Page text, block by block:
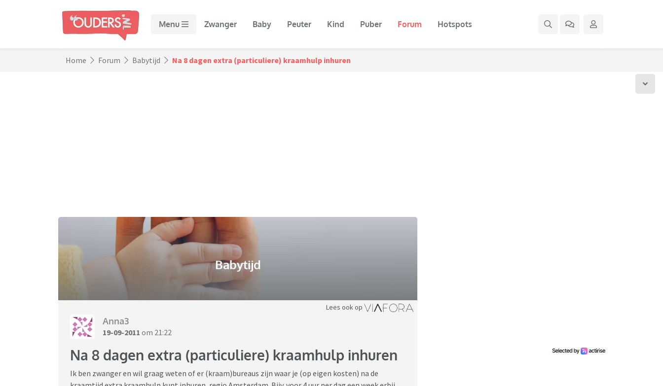
Menu Zwanger Baby Peuter Kind Puber Forum Hotspots
Home Forum Babytijd Na 8 dagen extra (particuliere) kraamhulp inhuren
Babytijd
Lees ook op
Anna3
19-09-2011 om 21:22
Na 8 dagen extra (particuliere) kraamhulp inhuren
Ik ben zwanger en wil graag weten of er (kraam)bureaus zijn waar je (op eigen kosten) na de